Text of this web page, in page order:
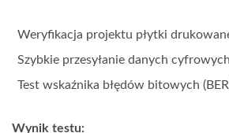
Weryfikacja projektu płytki
Szybkie przesyłanie danych
Test wskaźnika błędów bitowych
Wynik testu: